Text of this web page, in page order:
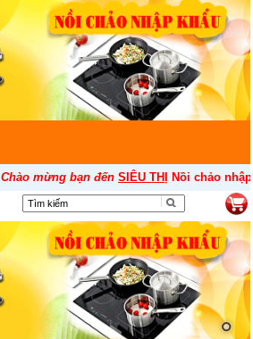
▼
Chào mừng bạn đếnSIÊU THỊNồi chảo nhập